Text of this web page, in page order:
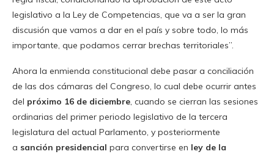
legislativo a la Ley de Competencias, que va a ser la gran
discusión que vamos a dar en el país y sobre todo, lo más
importante, que podamos cerrar brechas territoriales”.
Ahora la enmienda constitucional debe pasar a conciliación
de las dos cámaras del Congreso, lo cual debe ocurrir antes
del próximo 16 de diciembre, cuando se cierran las sesiones
ordinarias del primer periodo legislativo de la tercera
legislatura del actual Parlamento, y posteriormente
a sanción presidencial para convertirse en ley de la